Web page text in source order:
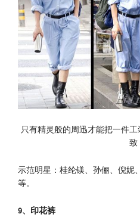
只有精灵般的周迅才能把一件
致
示范明星：桂纶镁、孙俪、倪妮
等。
9、印花裤